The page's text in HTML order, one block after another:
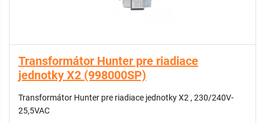
Transformátor Hunter pre riadiace
jednotky X2 (998000SP)
Transformátor Hunter pre riadiace jednotky X2 , 230/240V-
25,5VAC